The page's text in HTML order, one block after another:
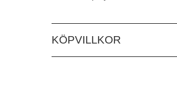
KÖPVILLKOR